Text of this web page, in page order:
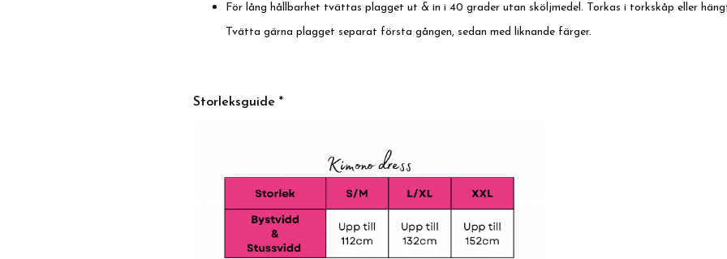
För lång hållbarhet tvättas plagget ut & in i 40 grader utan sköljmedel. Torkas i torkskåp eller
Tvätta gärna plagget separat första gången, sedan med liknande färger.
Storleksguide *